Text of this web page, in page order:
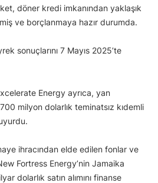
döner kredi imkanından yaklaşık
ve borçlanmaya hazır durumda.
sonuçlarını 7 Mayıs 2025’te
Energy ayrıca, yan
milyon dolarlık teminatsız kıdemli
ihracından elde edilen fonlar ve
Fortress Energy’nin Jamaika
dolarlık satın alımını finanse